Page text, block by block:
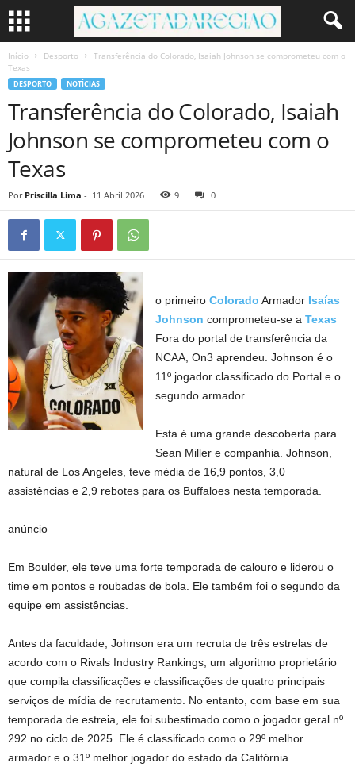
Início Desporto
Transferência do Colorado, Isaiah Johnson se comprometeu com o
Texas
DESPORTO NOTÍCIAS
Transferência do Colorado, Isaiah
Johnson se comprometeu com o
Texas
Por Priscilla Lima - 11 Abril 2026 9 0
o primeiroColorado Armador Isaías
Johnson comprometeu-se aTexas
Fora do portal de transferência da
NCAA, On3 aprendeu. Johnson é o
11º jogador classificado do Portal e o
segundo armador.
Esta é uma grande descoberta para
Sean Miller e companhia. Johnson,
natural de Los Angeles, teve média de 16,9 pontos, 3,0
assistências e 2,9 rebotes para os Buffaloes nesta temporada.
anúncio
Em Boulder, ele teve uma forte temporada de calouro e liderou o
time em pontos e roubadas de bola. Ele também foi o segundo da
equipe em assistências.
Antes da faculdade, Johnson era um recruta de três estrelas de
acordo com o Rivals Industry Rankings, um algoritmo proprietário
que compila classificações e classificações de quatro principais
serviços de mídia de recrutamento. No entanto, com base em sua
temporada de estreia, ele foi subestimado como o jogador geral nº
292 no ciclo de 2025. Ele é classificado como o 29º melhor
armador e o 31º melhor jogador do estado da Califórnia.